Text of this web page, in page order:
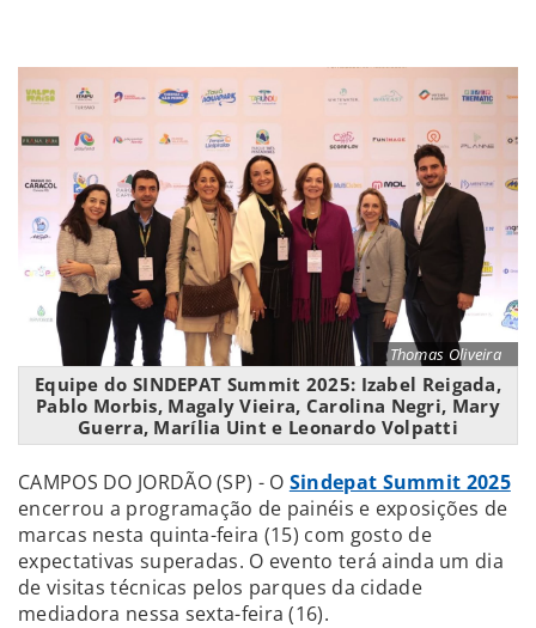
Thomas Oliveira
Equipe do SINDEPAT Summit 2025: Izabel Reigada,
Pablo Morbis, Magaly Vieira, Carolina Negri, Mary
Guerra, Marília Uint e Leonardo Volpatti
CAMPOS DO JORDÃO (SP) - O Sindepat Summit 2025
encerrou a programação de painéis e exposições de
marcas nesta quinta-feira (15) com gosto de
expectativas superadas. O evento terá ainda um dia
de visitas técnicas pelos parques da cidade
mediadora nessa sexta-feira (16).